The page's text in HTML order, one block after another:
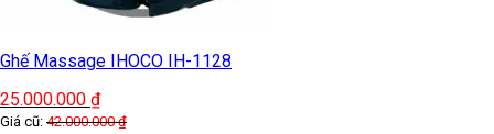
Ghế Massage IHOCO IH-1128
25.000.000 ₫
Giá cũ: 42.000.000₫